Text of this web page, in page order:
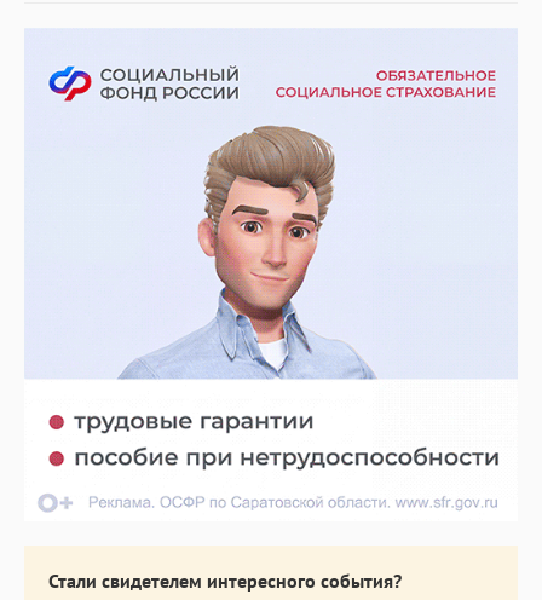
Стали свидетелем интересного события?